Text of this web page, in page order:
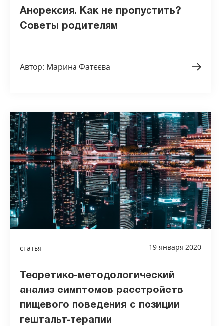
Анорексия. Как не пропустить?
Советы родителям
Автор: Марина Фатєєва
статья 19 января 2020
Теоретико-методологический
анализ симптомов расстройств
пищевого поведения с позиции
гештальт-терапии